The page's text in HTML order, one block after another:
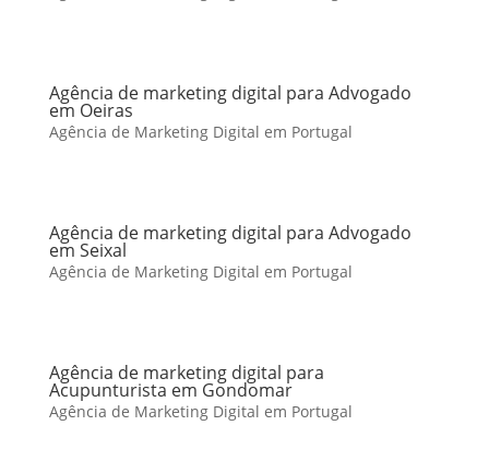
Agência de marketing digital para Advogado
em Oeiras
Agência de Marketing Digital em Portugal
Agência de marketing digital para Advogado
em Seixal
Agência de Marketing Digital em Portugal
Agência de marketing digital para
Acupunturista em Gondomar
Agência de Marketing Digital em Portugal